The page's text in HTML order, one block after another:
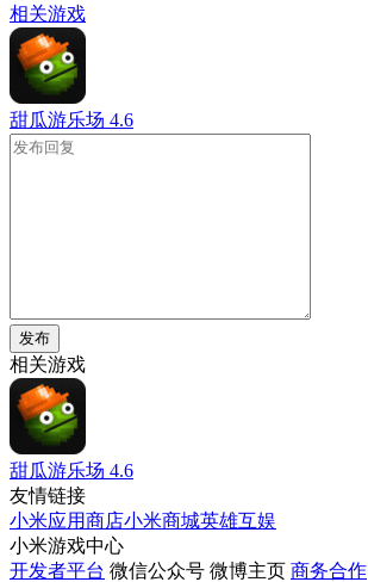
相关游戏
甜瓜游乐场 4.6
发布
相关游戏
甜瓜游乐场 4.6
友情链接
小米应用商店小米商城英雄互娱
小米游戏中心
开发者平台 微信公众号 微博主页 商务合作